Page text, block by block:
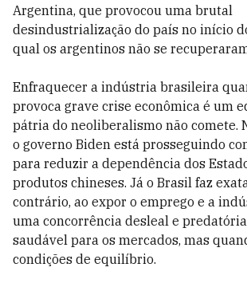
Argentina, que provocou uma brutal
desindustrialização do país no início
qual os argentinos não se
Enfraquecer a indústria brasileira
provoca grave crise econômica é um
pátria do neoliberalismo não comete.
o governo Biden está prosseguindo
para reduzir a dependência dos
produtos chineses. Já o Brasil faz
contrário, ao expor o emprego e a
uma concorrência desleal e
saudável para os mercados, mas
condições de equilíbrio.